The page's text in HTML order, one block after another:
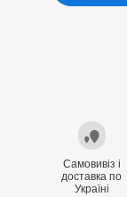
Самовивіз і
доставка по
Україні